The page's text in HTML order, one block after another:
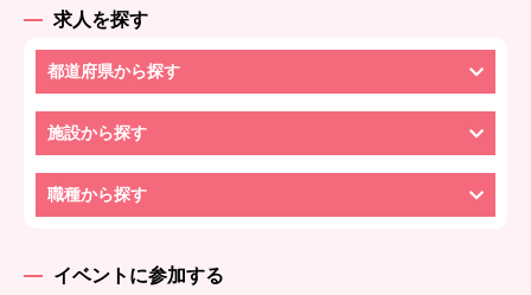
求人を探す
都道府県から探す
施設から探す
職種から探す
イベントに参加する